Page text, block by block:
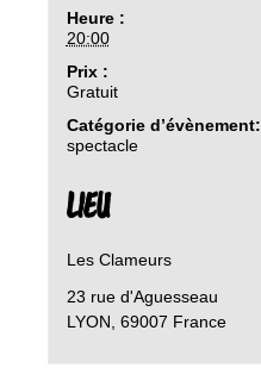
Heure :
20:00
Prix :
Gratuit
Catégorie d’évènement:
spectacle
LIEU
Les Clameurs
23 rue d'Aguesseau
LYON 69007 France